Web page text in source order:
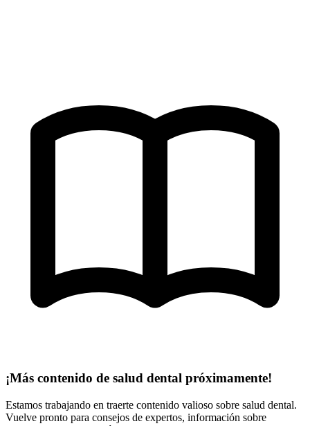
¡Más contenido de salud dental próximamente!
Estamos trabajando en traerte contenido valioso sobre salud dental.
Vuelve pronto para consejos de expertos, información sobre